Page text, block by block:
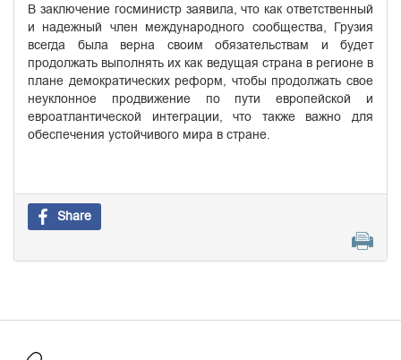
В заключение госминистр заявила, что как ответственный
и надежный член международного сообщества, Грузия
всегда была верна своим обязательствам и будет
продолжать выполнять их как ведущая страна в регионе в
плане демократических реформ, чтобы продолжать свое
неуклонное продвижение по пути европейской и
евроатлантической интеграции, что также важно для
обеспечения устойчивого мира в стране.
Share